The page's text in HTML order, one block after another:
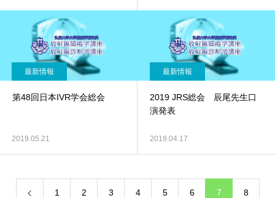
最新情報
第48回日本IVR学会総会
2019.05.21
最新情報
2019 JRS総会 辰尾先生口
演発表
2019.04.17
1 2 3 4 5 6 7 8